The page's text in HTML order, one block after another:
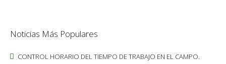
Noticias Más Populares
CONTROL HORARIO DEL TIEMPO DE TRABAJO EN EL CAMPO.